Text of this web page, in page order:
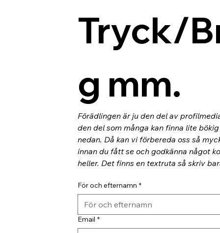
Tryck/
g mm.
Förädlingen är ju den del av
den del som många kan finna lite
nedan. Då kan vi förbereda oss så
innan du fått se och godkänna något
heller. Det finns en textruta så skriv
För och efternamn *
Email *